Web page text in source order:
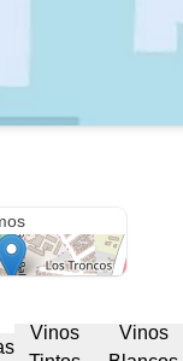
Vinos
Vinos